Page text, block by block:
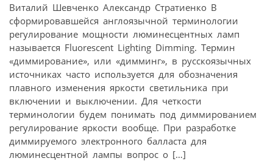
Виталий Шевченко Александр Стратиенко В
сформировавшейся англоязычной терминологии
регулирование мощности люминесцентных ламп
называется Fluorescent Lighting Dimming. Термин
«диммирование», или «димминг», в русскоязычных
источниках часто используется для обозначения
плавного изменения яркости светильника при
включении и выключении. Для четкости
терминологии будем понимать под диммированием
регулирование яркости вообще. При разработке
диммируемого электронного балласта для
люминесцентной лампы вопрос о […]